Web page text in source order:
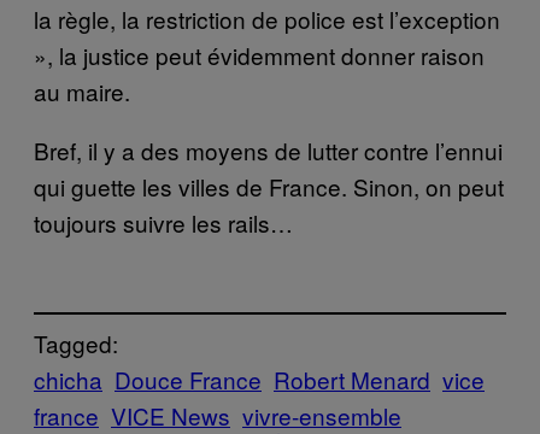
la règle, la restriction de police est l’exception
», la justice peut évidemment donner raison
au maire.
Bref, il y a des moyens de lutter contre l’ennui
qui guette les villes de France. Sinon, on peut
toujours suivre les rails…
Tagged:
chicha Douce France Robert Menard vice
france VICE News vivre-ensemble